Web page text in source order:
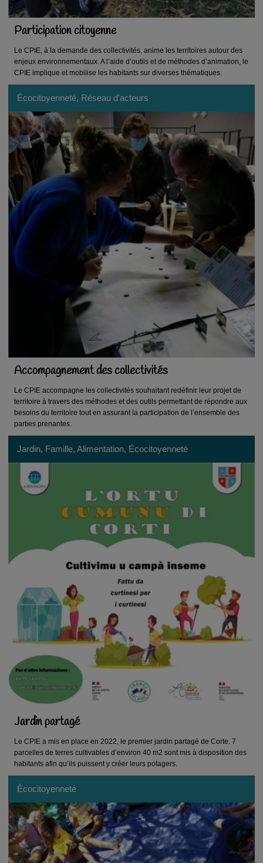
Participation citoyenne
Le CPIE, à la demande des collectivités, anime les territoires autour des
enjeux environnementaux. A l’aide d’outils et de méthodes d’animation, le
CPIE implique et mobilise les habitants sur diverses thématiques.
Écocitoyenneté, Réseau d'acteurs
Accompagnement des collectivités
Le CPIE accompagne les collectivités souhaitant redéfinir leur projet de
territoire à travers des méthodes et des outils permettant de répondre aux
besoins du territoire tout en assurant la participation de l’ensemble des
parties prenantes.
Jardin, Famille, Alimentation, Écocitoyenneté
Jardin partagé
Le CPIE a mis en place en 2022, le premier jardin partagé de Corte. 7
parcelles de terres cultivables d’environ 40 m2 sont mis à disposition des
habitants afin qu’ils puissent y créer leurs potagers.
Écocitoyenneté